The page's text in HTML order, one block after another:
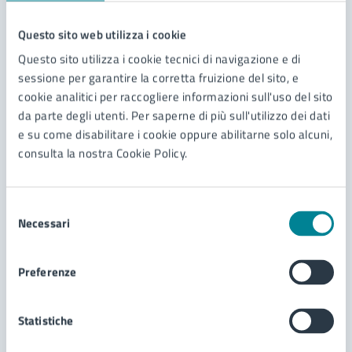
Questo sito web utilizza i cookie
Questo sito utilizza i cookie tecnici di navigazione e di
sessione per garantire la corretta fruizione del sito, e
cookie analitici per raccogliere informazioni sull'uso del sito
da parte degli utenti. Per saperne di più sull'utilizzo dei dati
e su come disabilitare i cookie oppure abilitarne solo alcuni,
consulta la nostra Cookie Policy.
delNecessari
Preferenze
Statistiche
della Prevenzione della Corruzione e della
Trasparenza) nelle attività di consultazione e
predisposizione e attuazione del PTPCT (Piano
Triennale di Prevenzione della Corruzione e della
Trasparenza).
L'unità Datore di lavoro si occupa della gestione
delle strategie sulla sicurezza nei luoghi di lavoro:
sicurezza in edifici o specifici ambienti, sedi di
lavoro dei dipendenti comunali e equiparati,